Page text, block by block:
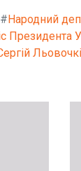
#Народний
Президента